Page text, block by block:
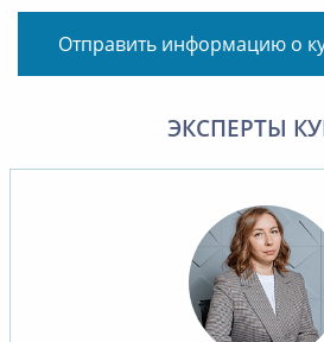
Отправить информацию о
ЭКСПЕРТЫ